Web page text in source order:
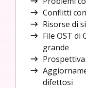
Conflitti
Risorse di
File OST
grande
difettosi